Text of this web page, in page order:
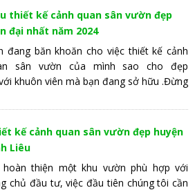
thiết kế cảnh quan sân vườn đẹp
đại nhất năm 2024
đang băn khoăn cho việc thiết kế cảnh
sân vườn của mình sao cho đẹp
khuôn viên mà bạn đang sở hữu .Đừng
kế cảnh quan sân vườn đẹp huyện
Liêu
thiện một khu vườn phù hợp với
chủ đầu tư, việc đầu tiên chúng tôi cần